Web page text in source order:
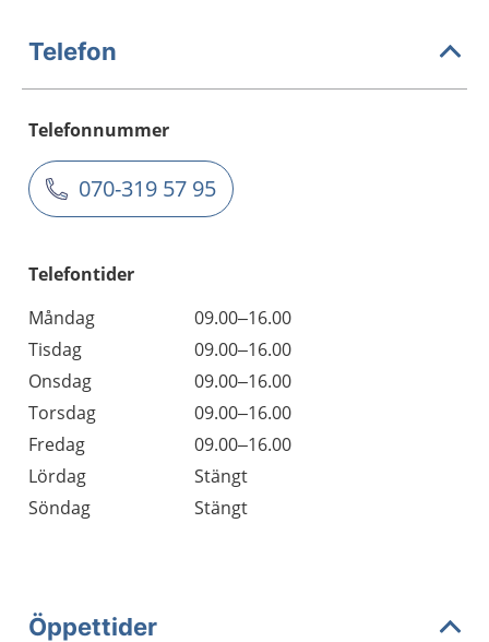
Telefon
Telefonnummer
070-319 57 95
Telefontider
Måndag
09.00–16.00
Tisdag
09.00–16.00
Onsdag
09.00–16.00
Torsdag
09.00–16.00
Fredag
09.00–16.00
Lördag
Stängt
Söndag
Stängt
Öppettider